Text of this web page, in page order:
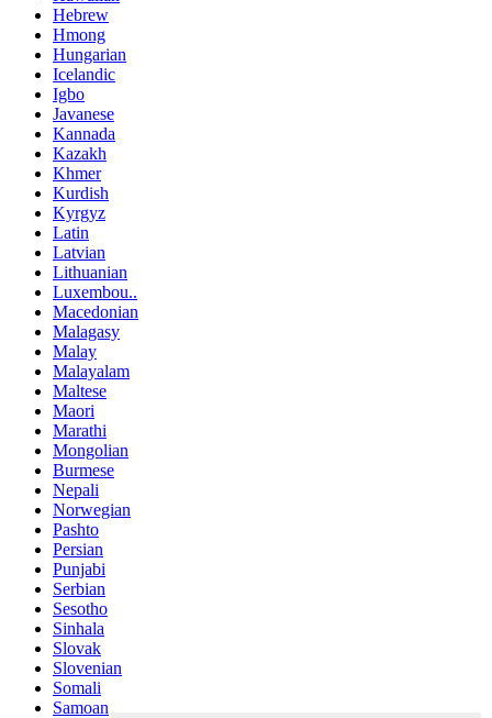
Hebrew
Hmong
Hungarian
Icelandic
Igbo
Javanese
Kannada
Kazakh
Khmer
Kurdish
Kyrgyz
Latin
Latvian
Lithuanian
Luxembou..
Macedonian
Malagasy
Malay
Malayalam
Maltese
Maori
Marathi
Mongolian
Burmese
Nepali
Norwegian
Pashto
Persian
Punjabi
Serbian
Sesotho
Sinhala
Slovak
Slovenian
Somali
Samoan